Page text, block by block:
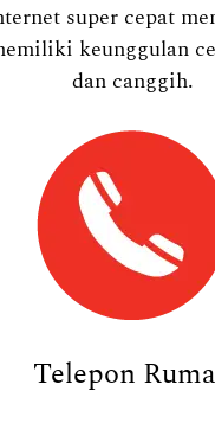
super cepat
keunggulan
dan canggih.
Telepon